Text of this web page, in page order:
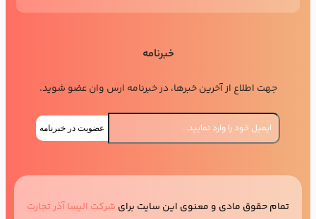
خبرنامه
جهت اطلاع از آخرین خبرها، در خبرنامه ارس وان عضو شوید.
عضویت در خبرنامه
تمام حقوق مادی و معنوی این سایت برای شرکت الیسا آذر تجارت